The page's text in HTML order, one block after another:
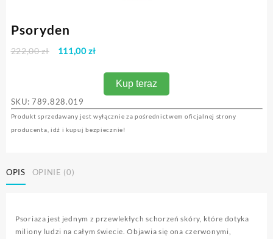
Psoryden
222,00zł
Pierwotna
111,00złAktualna
wynosi:
111,00 zł.Kup teraz
SKU: 789.828.019
Produkt sprzedawany jest wyłącznie za pośrednictwem oficjalnej strony
producenta, idź i kupuj bezpiecznie!
OPIS OPINIE (0)
Psoriaza jest jednym z przewlekłych schorzeń skóry, które dotyka
miliony ludzi na całym świecie. Objawia się ona czerwonymi,